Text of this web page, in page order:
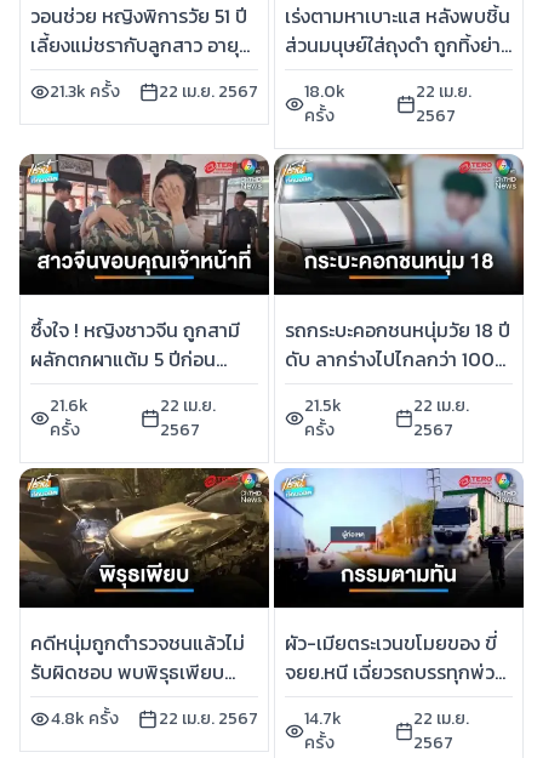
วอนช่วย หญิงพิการวัย 51 ปี
เลี้ยงแม่ชรากับลูกสาว อายุ
10 ขวบ | เช้านี้ที่หมอชิต
21.3k ครั้ง 22 เม.ย. 2567
เร่งตามหาเบาะแส หลังพบชิ้น
ส่วนมนุษย์ใส่ถุงดำ ถูกทิ้งย่าน
พิมลราช | เช้านี้ที่หมอชิต
18.0k
ครั้ง
22 เม.ย.
2567
ซึ้งใจ ! หญิงชาวจีน ถูกสามี
ผลักตกผาแต้ม 5 ปีก่อน
ขอบคุณเจ้าหน้าที่ช่วยชีวิต |
เช้านี้ที่หมอชิต
21.6k
ครั้ง
22 เม.ย.
2567
รถกระบะคอกชนหนุ่มวัย 18 ปี
ดับ ลากร่างไปไกลกว่า 100
เมตร คนขับอ้างล้มเอง | เช้านี้
ที่หมอชิต
21.5k
ครั้ง
22 เม.ย.
2567
คดีหนุ่มถูกตำรวจชนแล้วไม่
รับผิดชอบ พบพิรุธเพียบ
หลังออกรายการถกไม่เถียง |
เช้านี้ที่หมอชิต
4.8k ครั้ง 22 เม.ย. 2567
ผัว-เมียตระเวนขโมยของ ขี่
จยย.หนี เฉี่ยวรถบรรทุกพ่วง
เมียเจ็บสาหัส | เช้านี้ที่
หมอชิต
14.7k
ครั้ง
22 เม.ย.
2567